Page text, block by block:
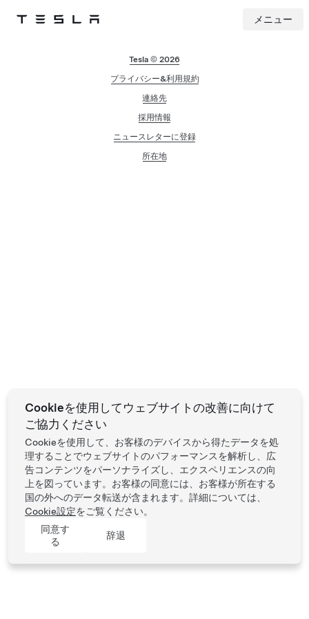
Tesla メニュー
Tesla © 2026
プライバシー&利用規約
連絡先
採用情報
ニュースレターに登録
所在地
Cookieを使用してウェブサイトの改善に向けて
ご協力ください
Cookieを使用して、お客様のデバイスから得たデータを処
理することでウェブサイトのパフォーマンスを解析し、広
告コンテンツをパーソナライズし、エクスペリエンスの向
上を図っています。お客様の同意には、お客様が所在する
国の外へのデータ転送が含まれます。詳細については、
Cookie設定をご覧ください。
同意す
る
辞退